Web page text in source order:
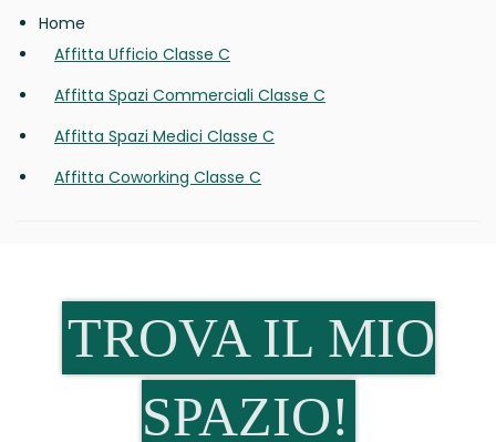
Home
Affitta Ufficio Classe C
Affitta Spazi Commerciali Classe C
Affitta Spazi Medici Classe C
Affitta Coworking Classe C
TROVA IL MIO
SPAZIO!